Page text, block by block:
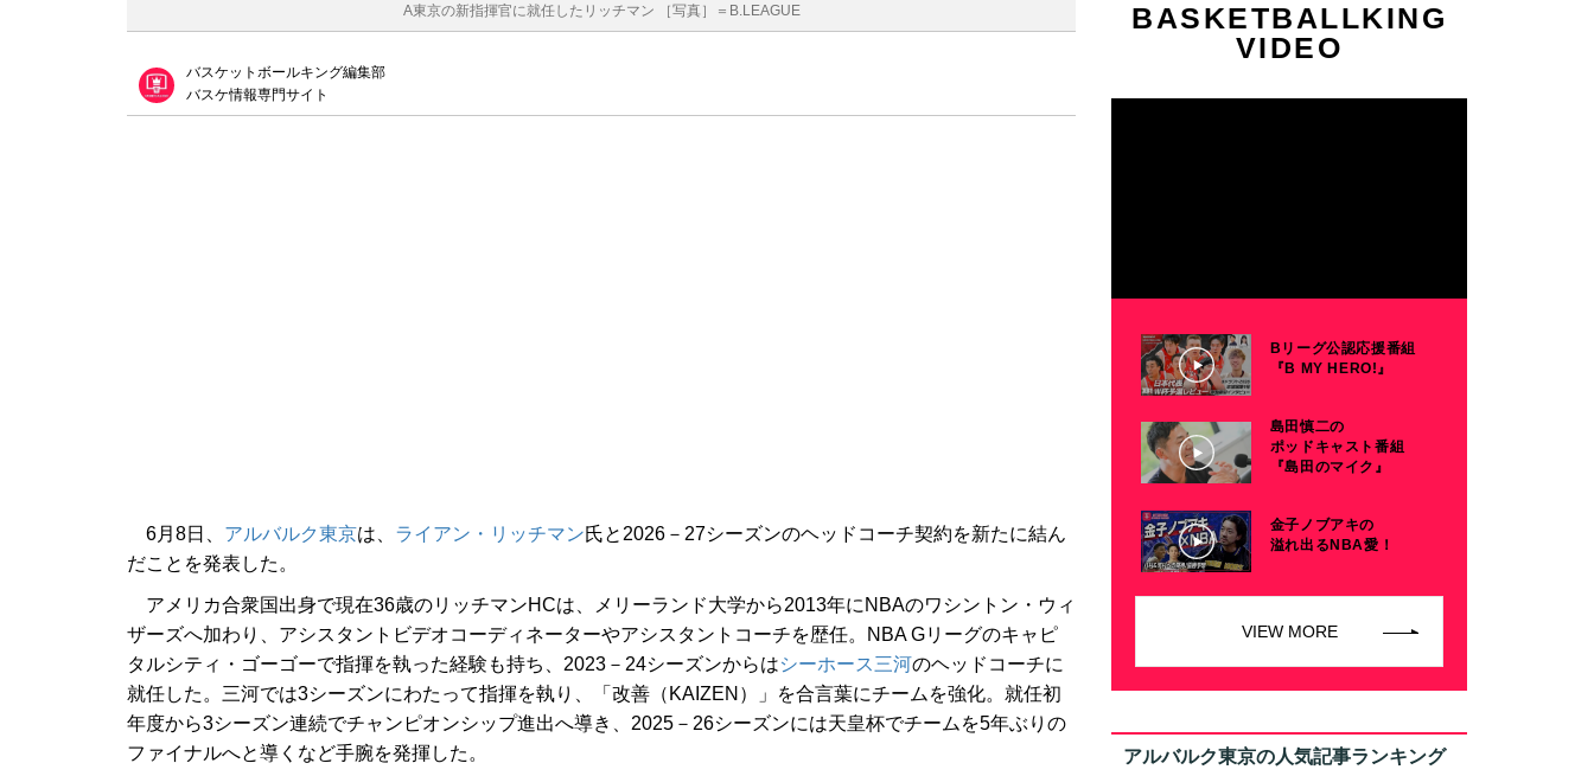
A東京の新指揮官に就任したリッチマン ［写真］＝B.LEAGUE
バスケットボールキング編集部
バスケ情報専門サイト
6月8日、 アルバルク東京は、 ライアン・リッチマン氏と2026－27シーズンのヘッドコーチ契約を新たに結ん
だことを発表した。
アメリカ合衆国出身で現在36歳のリッチマンHCは、メリーランド大学から2013年にNBAのワシントン・ウィ
ザーズへ加わり、アシスタントビデオコーディネーターやアシスタントコーチを歴任。NBA Gリーグのキャピ
タルシティ・ゴーゴーで指揮を執った経験も持ち、2023－24シーズンからはシーホース三河のヘッドコーチに
就任した。三河では3シーズンにわたって指揮を執り、「改善（KAIZEN）」を合言葉にチームを強化。就任初
年度から3シーズン連続でチャンピオンシップ進出へ導き、2025－26シーズンには天皇杯でチームを5年ぶりの
ファイナルへと導くなど手腕を発揮した。
BASKETBALLKING
VIDEO
Bリーグ公認応援番組
『B MY HERO!』
島田慎二の
ポッドキャスト番組
『島田のマイク』
金子ノブアキの
溢れ出るNBA愛！
VIEW MORE
アルバルク東京の人気記事ランキング